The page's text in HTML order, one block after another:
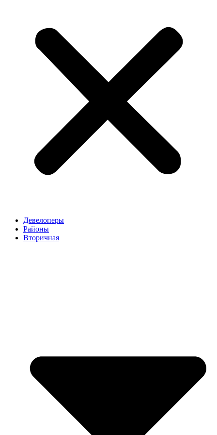
Девелоперы
Районы
Вторичная